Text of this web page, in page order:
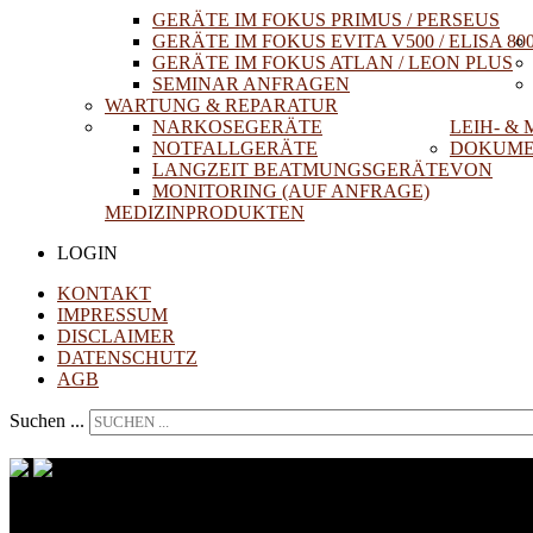
GERÄTE IM FOKUS PRIMUS / PERSEUS
GERÄTE IM FOKUS EVITA V500 / ELISA
GERÄTE IM FOKUS ATLAN / LEON PLUS
SEMINAR ANFRAGEN
WARTUNG & REPARATUR
LEIH- &
NARKOSEGERÄTE
NOTFALLGERÄTE
LANGZEIT BEATMUNGSGERÄTE
MONITORING (AUF ANFRAGE)
VON
MEDIZINPRODUKTEN
LOGIN
KONTAKT
IMPRESSUM
DISCLAIMER
DATENSCHUTZ
AGB
Suchen ...